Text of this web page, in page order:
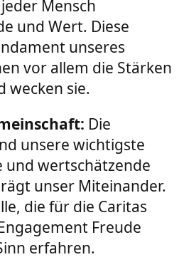
Mensch
und Wert. Diese
unseres
vor allem die Stärken
wecken sie.
Die
unsere wichtigste
und wertschätzende
unser Miteinander.
die für die Caritas
Freude
erfahren.